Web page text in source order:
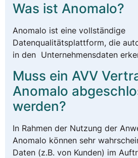
Was ist Anomalo?
Anomalo ist eine vollständige
Datenqualitätsplattform, die
in den Unternehmensdaten
Muss ein AVV
Anomalo
werden?
In Rahmen der Nutzung der
Anomalo können sehr
Daten (z.B. von Kunden) im